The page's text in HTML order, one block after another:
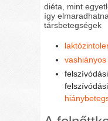
diéta, mint
így
társbetegségek